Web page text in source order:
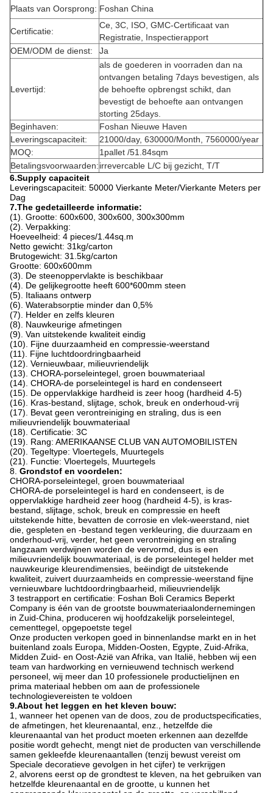
Plaats van Oorsprong: Foshan China
Certificatie:
Ce, 3C, ISO, GMC-Certificaat van
Registratie, Inspectierapport
OEM/ODM de dienst:
Ja
Levertijd:
als de goederen in voorraden dan na
ontvangen betaling 7days bevestigen, als
de behoefte opbrengst schikt, dan
bevestigt de behoefte aan ontvangen
storting 25days.
Beginhaven:
Foshan Nieuwe Haven
Leveringscapaciteit:
21000/day, 630000/Month, 7560000/year
MOQ:
1pallet /51.84sqm
Betalingsvoorwaarden:irrevercable L/C bij gezicht, T/T
6.Supply capaciteit
Leveringscapaciteit: 50000 Vierkante Meter/Vierkante Meters per
Dag
7.The gedetailleerde informatie:
(1). Grootte: 600x600, 300x600, 300x300mm
(2). Verpakking:
Hoeveelheid: 4 pieces/1.44sq.m
Netto gewicht: 31kg/carton
Brutogewicht: 31.5kg/carton
Grootte: 600x600mm
(3). De steenoppervlakte is beschikbaar
(4). De gelijkegrootte heeft 600*600mm steen
(5). Italiaans ontwerp
(6). Waterabsorptie minder dan 0,5%
(7). Helder en zelfs kleuren
(8). Nauwkeurige afmetingen
(9). Van uitstekende kwaliteit eindig
(10). Fijne duurzaamheid en compressie-weerstand
(11). Fijne luchtdoordringbaarheid
(12). Vernieuwbaar, milieuvriendelijk
(13). CHORA-porseleintegel, groen bouwmateriaal
(14). CHORA-de porseleintegel is hard en condenseert
(15). De oppervlakkige hardheid is zeer hoog (hardheid 4-5)
(16). Kras-bestand, slijtage, schok, breuk en onderhoud-vrij
(17). Bevat geen verontreiniging en straling, dus is een
milieuvriendelijk bouwmateriaal
(18). Certificatie: 3C
(19). Rang: AMERIKAANSE CLUB VAN AUTOMOBILISTEN
(20). Tegeltype: Vloertegels, Muurtegels
(21). Functie: Vloertegels, Muurtegels
8. Grondstof en voordelen:
CHORA-porseleintegel, groen bouwmateriaal
CHORA-de porseleintegel is hard en condenseert, is de
oppervlakkige hardheid zeer hoog (hardheid 4-5), is kras-
bestand, slijtage, schok, breuk en compressie en heeft
uitstekende hitte, bevatten de corrosie en vlek-weerstand, niet
die, gespleten en -bestand tegen verkleuring, die duurzaam en
onderhoud-vrij, verder, het geen verontreiniging en straling
langzaam verdwijnen worden de vervormd, dus is een
milieuvriendelijk bouwmateriaal, is de porseleintegel helder met
nauwkeurige kleurendimensies, beëindigt de uitstekende
kwaliteit, zuivert duurzaamheids en compressie-weerstand fijne
vernieuwbare luchtdoordringbaarheid, milieuvriendelijk
3 testrapport en certificatie: Foshan Boli Ceramics Beperkt
Company is één van de grootste bouwmateriaalondernemingen
in Zuid-China, produceren wij hoofdzakelijk porseleintegel,
cementtegel, opgepoetste tegel
Onze producten verkopen goed in binnenlandse markt en in het
buitenland zoals Europa, Midden-Oosten, Egypte, Zuid-Afrika,
Midden Zuid- en Oost-Azië van Afrika, van Italië, hebben wij een
team van hardworking en vernieuwend technisch werkend
personeel, wij meer dan 10 professionele productielijnen en
prima materiaal hebben om aan de professionele
technologievereisten te voldoen
9.About het leggen en het kleven bouw:
1, wanneer het openen van de doos, zou de productspecificaties,
de afmetingen, het kleurenaantal, enz., hetzelfde die
kleurenaantal van het product moeten erkennen aan dezelfde
positie wordt gehecht, mengt niet de producten van verschillende
samen gekleefde kleurenaantallen (tenzij bewust vereist om
Speciale decoratieve gevolgen in het cijfer) te verkrijgen
2, alvorens eerst op de grondtest te kleven, na het gebruiken van
hetzelfde kleurenaantal en de grootte, u kunnen het